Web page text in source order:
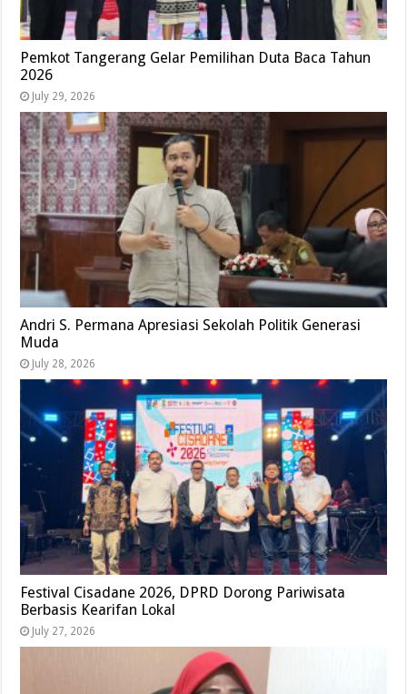
Pemkot Tangerang Gelar Pemilihan Duta Baca Tahun
2026
July 29, 2026
Andri S. Permana Apresiasi Sekolah Politik Generasi
Muda
July 28, 2026
Festival Cisadane 2026, DPRD Dorong Pariwisata
Berbasis Kearifan Lokal
July 27, 2026